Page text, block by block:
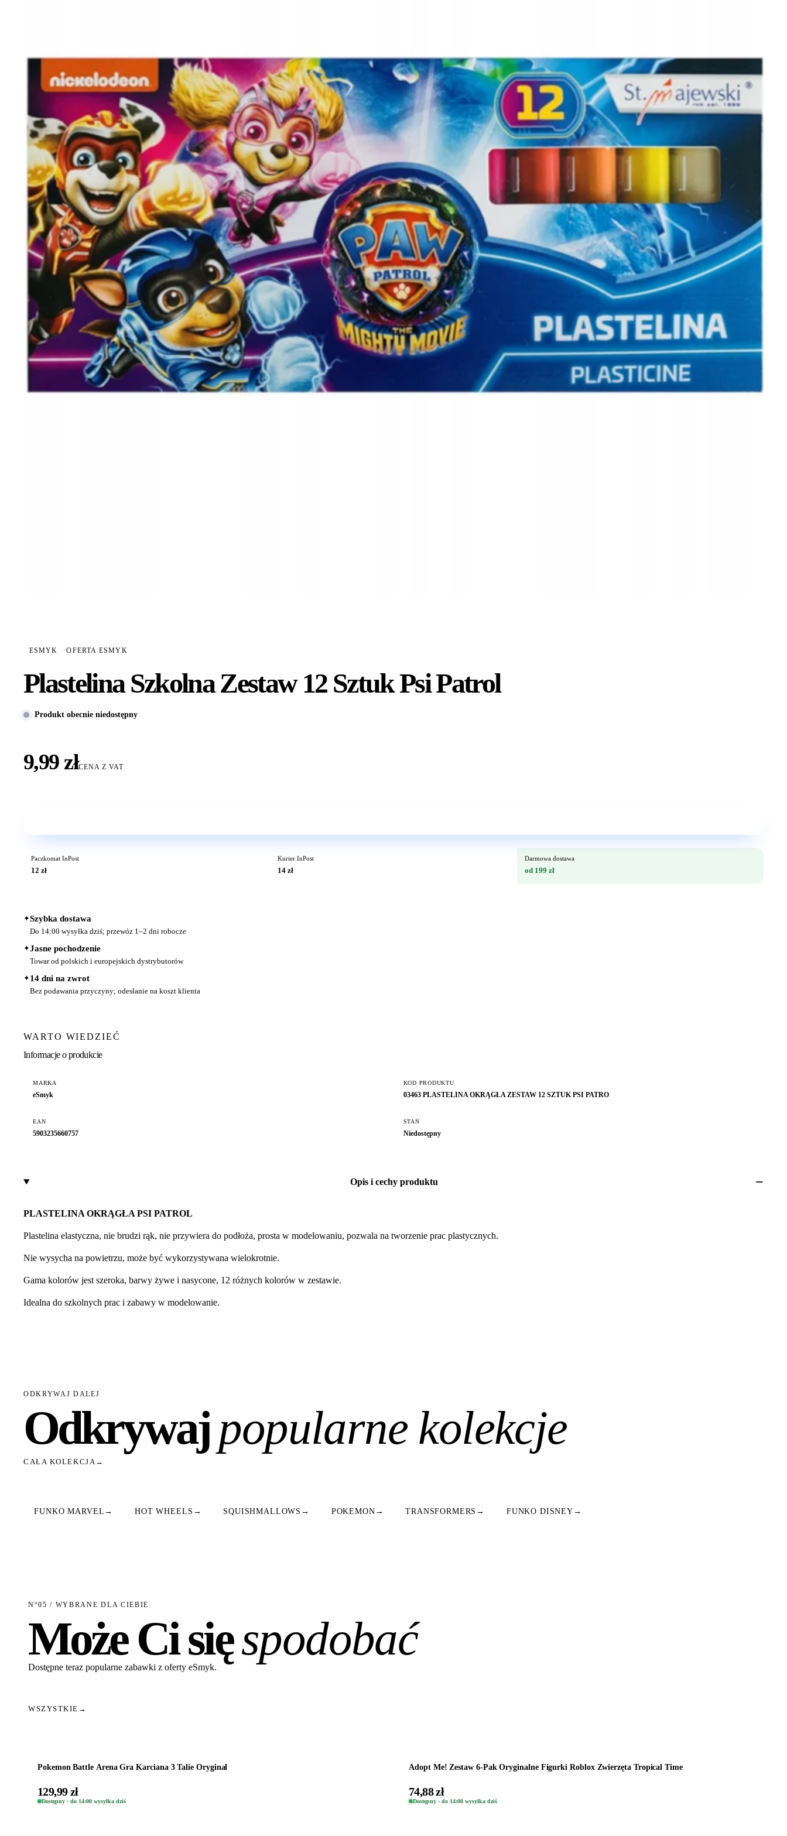
ESMYK ·OFERTA ESMYK
Plastelina Szkolna Zestaw 12 Sztuk Psi Patrol
Produkt obecnie niedostępny
9,99 złCENA Z VAT
Paczkomat InPost
12 zł
Kurier InPost
14 zł
Darmowa dostawa
od 199 zł
✦Szybka dostawa
Do 14:00 wysyłka dziś; przewóz 1–2 dni robocze
✦Jasne pochodzenie
Towar od polskich i europejskich dystrybutorów
✦14 dni na zwrot
Bez podawania przyczyny; odesłanie na koszt klienta
WARTO WIEDZIEĆ
Informacje o produkcie
MARKA
eSmyk
KOD PRODUKTU
03463 PLASTELINA OKRĄGŁA ZESTAW 12 SZTUK PSI PATRO
EAN
5903235660757
STAN
Niedostępny
Opis i cechy produktu
PLASTELINA OKRĄGŁA PSI PATROL
Plastelina elastyczna, nie brudzi rąk, nie przywiera do podłoża, prosta w modelowaniu, pozwala na tworzenie prac plastycznych.
Nie wysycha na powietrzu, może być wykorzystywana wielokrotnie.
Gama kolorów jest szeroka, barwy żywe i nasycone, 12 różnych kolorów w zestawie.
Idealna do szkolnych prac i zabawy w modelowanie.
ODKRYWAJ DALEJ
Odkrywaj popularne kolekcje
CAŁA KOLEKCJA →
FUNKO MARVEL → HOT WHEELS → SQUISHMALLOWS → POKEMON → TRANSFORMERS → FUNKO DISNEY →
N°05 / WYBRANE DLA CIEBIE
Może Ci sięspodobać
Dostępne teraz popularne zabawki z oferty eSmyk.
WSZYSTKIE →
Pokemon Battle Arena Gra Karciana 3 Talie Oryginal
129,99 zł
Dostępny · do 14:00 wysyłka dziś
Adopt Me! Zestaw 6-Pak Oryginalne Figurki Roblox Zwierzęta Tropical Time
74,88 zł
Dostępny · do 14:00 wysyłka dziś